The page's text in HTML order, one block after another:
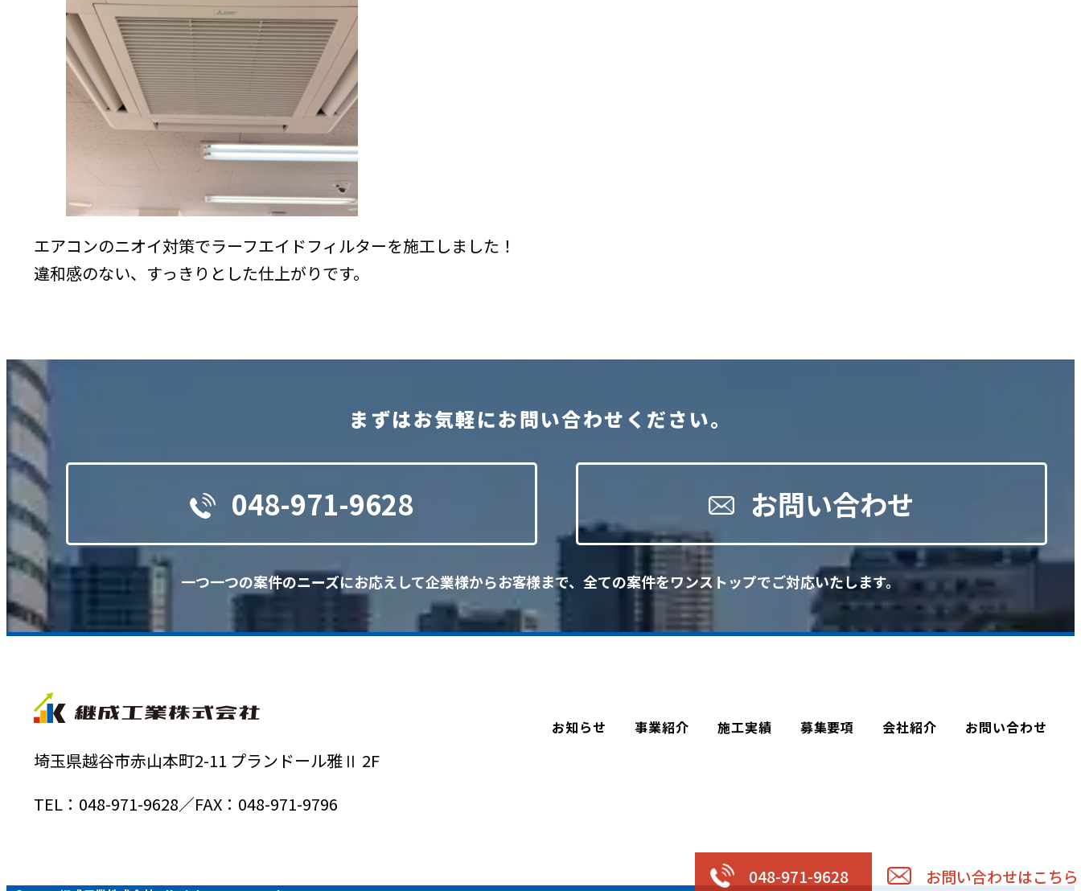
エアコンのニオイ対策でラーフエイドフィルターを施工しました！
違和感のない、すっきりとした仕上がりです。
まずはお気軽にお問い合わせください。
048-971-9628 お問い合わせ
一つ一つの案件のニーズにお応えして企業様からお客様まで、全ての案件をワンストップでご対応いたします。
埼玉県越谷市赤山本町2-11 プランドール雅Ⅱ 2F
TEL：048-971-9628／FAX：048-971-9796
お知らせ 事業紹介 施工実績 募集要項 会社紹介 お問い合わせ
048-971-9628 お問い合わせはこちら